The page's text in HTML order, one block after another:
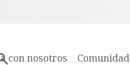
con nosotros Comunidad